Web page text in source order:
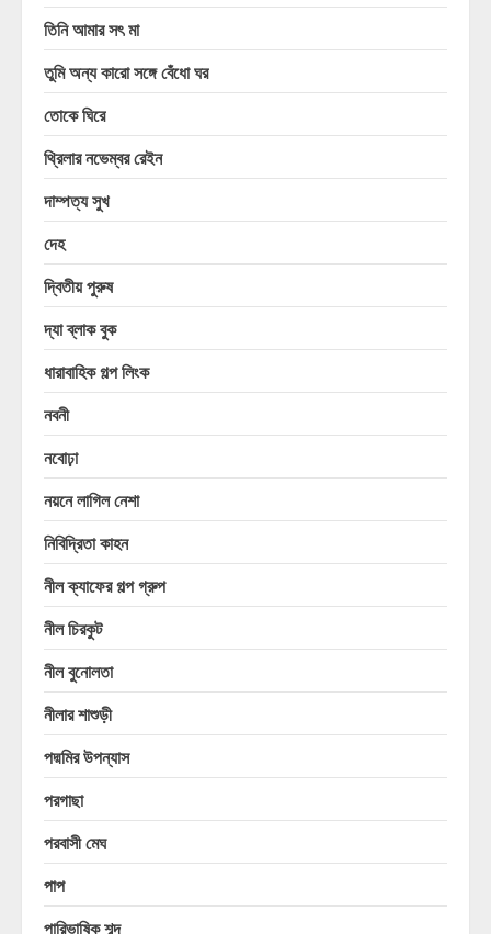
তিনি আমার সৎ মা
তুমি অন্য কারো সঙ্গে বেঁধো ঘর
তোকে ঘিরে
থ্রিলার নভেম্বর রেইন
দাম্পত্য সুখ
দেহ
দ্বিতীয় পুরুষ
দ্যা ব্লাক বুক
ধারাবাহিক গল্প লিংক
নবনী
নবোঢ়া
নয়নে লাগিল নেশা
নিবিদ্রিতা কাহন
নীল ক্যাফের গল্প গ্রুপ
নীল চিরকুট
নীল বুনোলতা
নীলার শাশুড়ী
পদ্মমির উপন্যাস
পরগাছা
পরবাসী মেঘ
পাপ
পারিভাষিক শব্দ